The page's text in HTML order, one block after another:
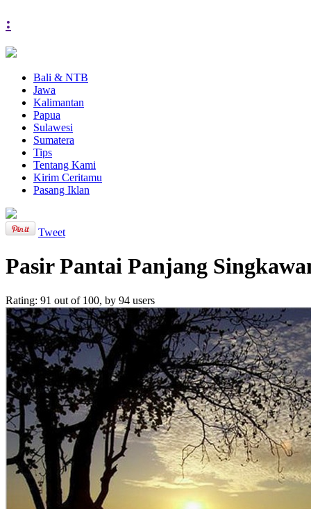
:
Bali & NTB
Jawa
Kalimantan
Papua
Sulawesi
Sumatera
Tips
Tentang Kami
Kirim Ceritamu
Pasang Iklan
Tweet
Pasir Pantai Panjang
Rating: 91 out of 100, by 94 users